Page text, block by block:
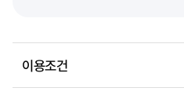
이용조건